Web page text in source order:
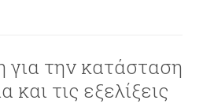
για την κατάσταση
και τις εξελίξεις